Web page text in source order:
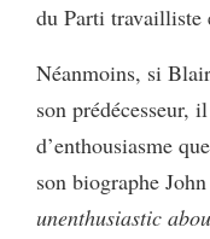
du Parti travailliste
Néanmoins, si
son prédécesseur,
d’enthousiasme
son biographe
unenthusiastic